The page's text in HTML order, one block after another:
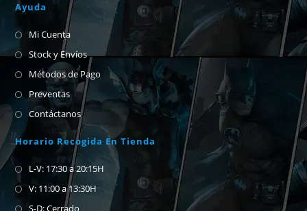
Ayuda
Mi Cuenta
Stock y Envíos
Métodos de Pago
Preventas
Contáctanos
Horario Recogida En Tienda
L-V: 17:30 a 20:15H
V: 11:00 a 13:30H
S-D: Cerrado